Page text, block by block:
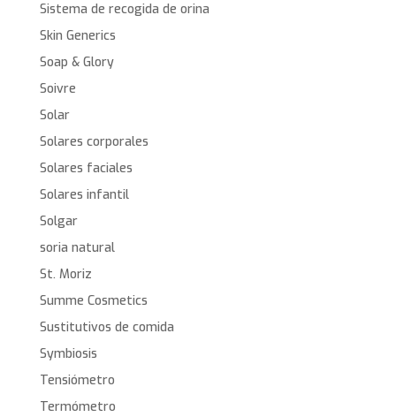
Sistema de recogida de orina
Skin Generics
Soap & Glory
Soivre
Solar
Solares corporales
Solares faciales
Solares infantil
Solgar
soria natural
St. Moriz
Summe Cosmetics
Sustitutivos de comida
Symbiosis
Tensiómetro
Termómetro